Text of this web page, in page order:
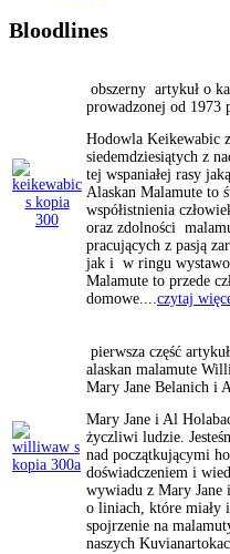
Bloodlines
obszerny artykuł o
prowadzonej od 1973
Hodowla Keikewabic
siedemdziesiątych z
tej wspaniałej rasy
Alaskan Malamute to
współistnienia
oraz zdolności
pracujących z pasją
jak i w ringu
Malamute to przede
domowe....czytaj
pierwsza część
alaskan malamute
Mary Jane Belanich i
Mary Jane i Al
życzliwi ludzie.
nad początkującymi
doświadczeniem i
wywiadu z Mary
o liniach, które miały
spojrzenie na
naszych